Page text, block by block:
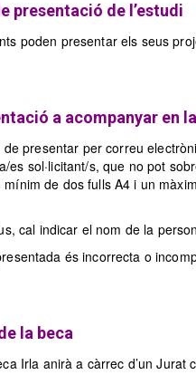
presentació de l’estudi
poden presentar els seus
a acompanyar en
de presentar per correu
sol·licitant/s, que no pot
de dos fulls A4 i un
cal indicar el nom de la
és incorrecta o
la beca
Irla anirà a càrrec d’un Jurat